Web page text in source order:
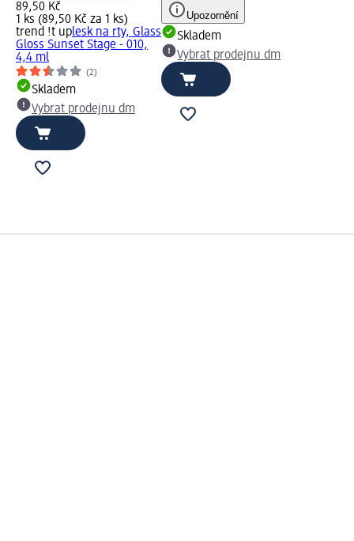
89,50 Kč
1 ks (89,50 Kč za 1 ks)
trend !t uplesk na rty, Glass
Gloss Sunset Stage - 010,
4,4 ml
(2)
Skladem
Vybrat prodejnu dm
Upozornění
Skladem
Vybrat prodejnu dm